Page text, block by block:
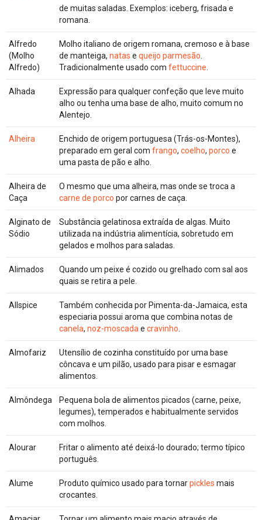
de muitas saladas. Exemplos: iceberg, frisada e
romana.
Alfredo
(Molho
Alfredo)
Molho italiano de origem romana, cremoso e à base
de manteiga, natas e queijo parmesão
Tradicionalmente usado com fettuccine
Alhada
Expressão para qualquer confeção que leve muito
alho ou tenha uma base de alho, muito comum no
Alentejo.
Alheira
Enchido de origem portuguesa (Trás-os-Montes),
preparado em geral com frango, coelho, porco e
uma pasta de pão e alho.
Alheira de
Caça
O mesmo que uma alheira, mas onde se troca a
carne de porco por carnes de caça.
Alginato de
Sódio
Substância gelatinosa extraída de algas. Muito
utilizada na indústria alimentícia, sobretudo em
gelados e molhos para saladas.
Alimados
Quando um peixe é cozido ou grelhado com sal aos
quais se retira a pele.
Allspice
Também conhecida por Pimenta-da-Jamaica, esta
especiaria possui aroma que combina notas de
canela, noz-moscada e cravinho
Almofariz
Utensílio de cozinha constituído por uma base
côncava e um pilão, usado para pisar e esmagar
alimentos.
Almôndega
Pequena bola de alimentos picados (carne, peixe,
legumes), temperados e habitualmente servidos
com molhos.
Alourar
Fritar o alimento até deixá-lo dourado; termo típico
português.
Alume Produto químico usado para tornarpickles mais
crocantes.